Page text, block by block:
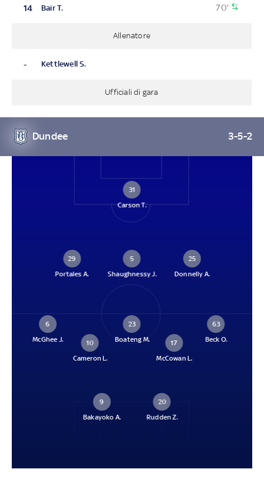
14 Bair T. 70'
Allenatore
- Kettlewell S.
Ufficiali di gara
Dundee 3-5-2
31
Carson T.
29
Portales A.
5
Shaughnessy J.
25
Donnelly A.
6
McGhee J.
10
Cameron L.
23
Boateng M.
17
McCowan L.
63
Beck O.
9
Bakayoko A.
20
Rudden Z.